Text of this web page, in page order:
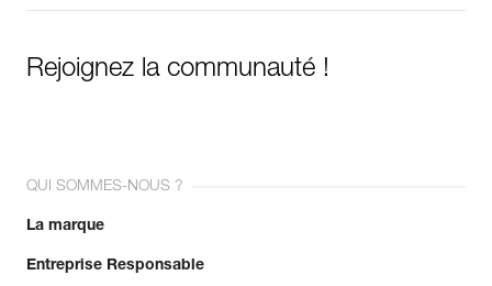
Rejoignez la communauté !
QUI SOMMES-NOUS ?
La marque
Entreprise Responsable